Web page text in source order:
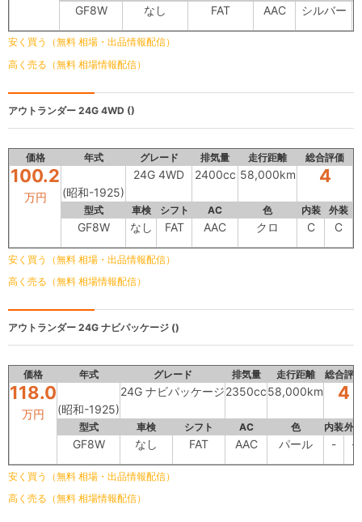
GF8W なし FAT AAC シルバー
安く買う（無料 相場・出品情報配信）
高く売る（無料 相場情報配信）
アウトランダー 24G 4WD ()
価格 年式 グレード 排気量 走行距離 総合評価
100.2
万円 (昭和-1925)
24G 4WD 2400cc 58,000km 4
型式 車検 シフト AC 色 内装 外装
GF8W なし FAT AAC クロ C C
安く買う（無料 相場・出品情報配信）
高く売る（無料 相場情報配信）
アウトランダー 24G ナビパッケージ ()
価格 年式 グレード 排気量 走行距離 総合評
118.0
万円 (昭和-1925)
24G ナビパッケージ2350cc58,000km 4
型式 車検 シフト AC 色 内装外
GF8W なし FAT AAC パール - -
安く買う（無料 相場・出品情報配信）
高く売る（無料 相場情報配信）